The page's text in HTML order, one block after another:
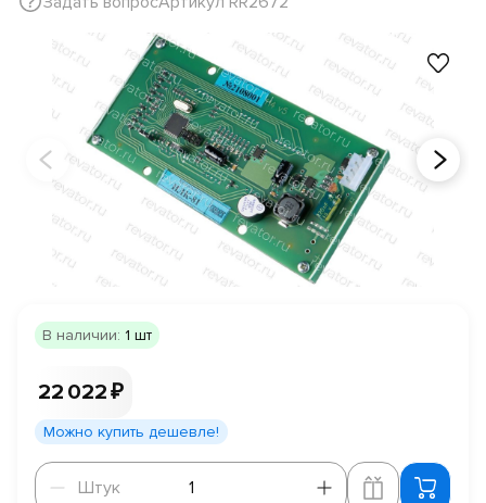
В наличии: 1 шт
22 022 ₽
Можно купить дешевле!
Штук
Штук